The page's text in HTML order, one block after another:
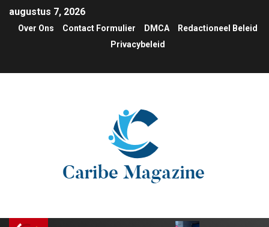
augustus 7, 2026
Over Ons Contact Formulier DMCA
Redactioneel Beleid
Privacybeleid